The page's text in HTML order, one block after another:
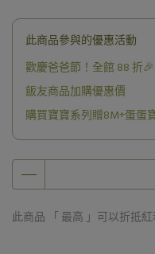
此商品參與的優惠活動
歡慶爸爸節！全館 88 折🎉
飯友商品加購優惠價
購買寶寶系列贈8M+蛋蛋
此商品 「 最高 」可以折抵紅